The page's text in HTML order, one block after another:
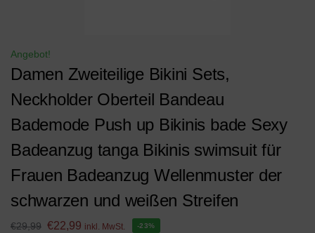
Angebot!
Damen Zweiteilige Bikini Sets,
Neckholder Oberteil Bandeau
Bademode Push up Bikinis bade Sexy
Badeanzug tanga Bikinis swimsuit für
Frauen Badeanzug Wellenmuster der
schwarzen und weißen Streifen
€29,99 €22,99 inkl. MwSt. -23%